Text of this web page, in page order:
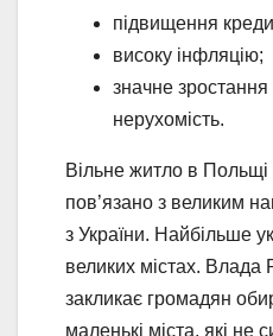
підвищення
високу інфляцію;
значне
нерухомість.
Вільне житло в Польщі
пов’язано з великим
з України. Найбільше
великих містах. Влада
закликає громадян
маленькі міста, які не